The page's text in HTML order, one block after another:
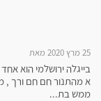
25 מרץ 2020 מאת
בייגלה ירושלמי הוא
א מהתנור חם חם ורך ,
ממש בת...